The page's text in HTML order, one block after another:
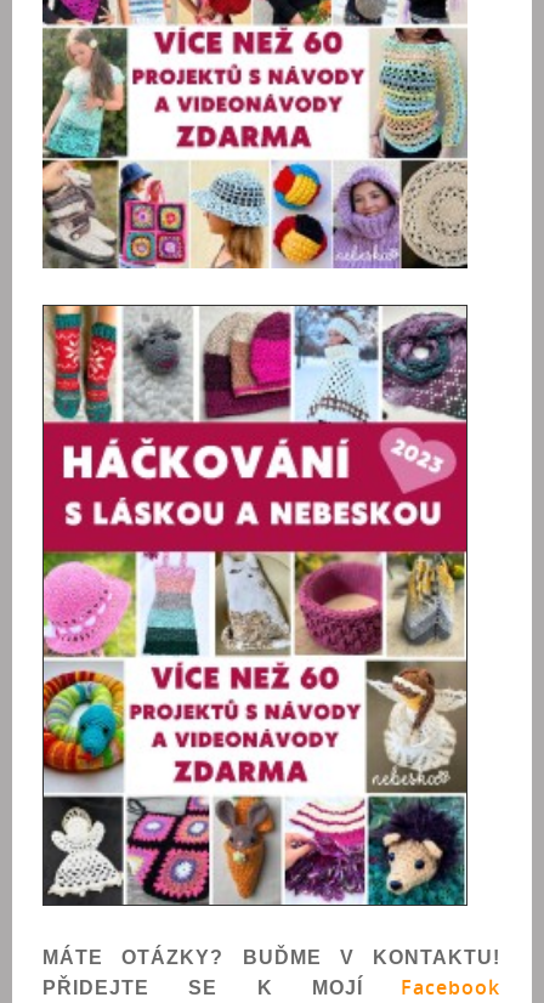
MÁTE OTÁZKY? BUĎME V KONTAKTU!
PŘIDEJTE SE K MOJÍ
Facebook